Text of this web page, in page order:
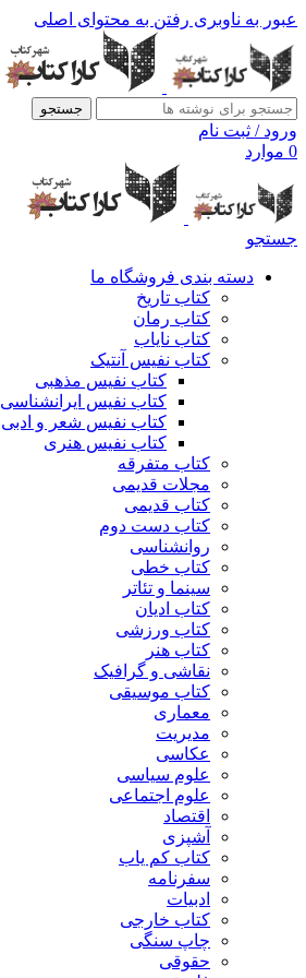
عبور به ناوبری رفتن به محتوای اصلی
جستجو
ورود / ثبت نام
0 موارد
جستجو
دسته بندی فروشگاه ما
کتاب تاریخ
کتاب رمان
کتاب نایاب
کتاب نفیس آنتیک
کتاب نفیس مذهبی
کتاب نفیس ایرانشناسی
کتاب نفیس شعر و ادبی
کتاب نفیس هنری
کتاب متفرقه
مجلات قدیمی
کتاب قدیمی
کتاب دست دوم
روانشناسی
کتاب خطی
سینما و تئاتر
کتاب ادیان
کتاب ورزشی
کتاب هنر
نقاشی و گرافیک
کتاب موسیقی
معماری
مدیریت
عکاسی
علوم سیاسی
علوم اجتماعی
اقتصاد
آشپزی
کتاب کم یاب
سفرنامه
ادبیات
کتاب خارجی
چاپ سنگی
حقوقی